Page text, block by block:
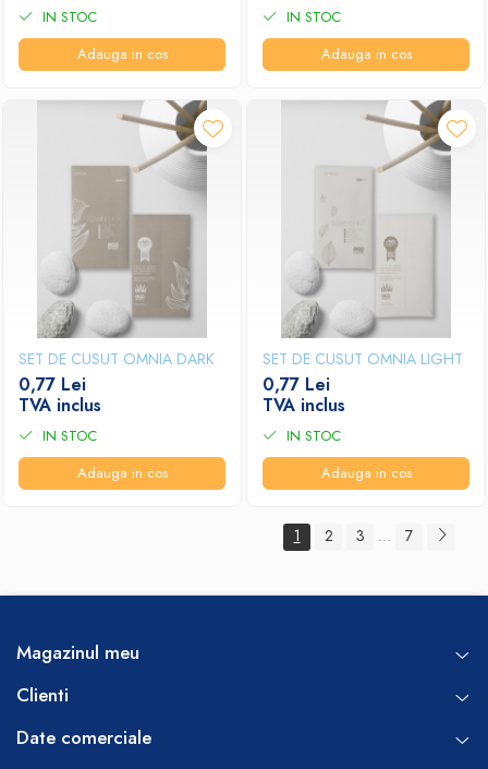
IN STOC
Adauga in cos
IN STOC
Adauga in cos
SET DE CUSUT OMNIA DARK
0,77 Lei
TVA inclus
IN STOC
Adauga in cos
SET DE CUSUT OMNIA LIGHT
0,77 Lei
TVA inclus
IN STOC
Adauga in cos
1 2 3 ... 7
Magazinul meu
Clienti
Date comerciale